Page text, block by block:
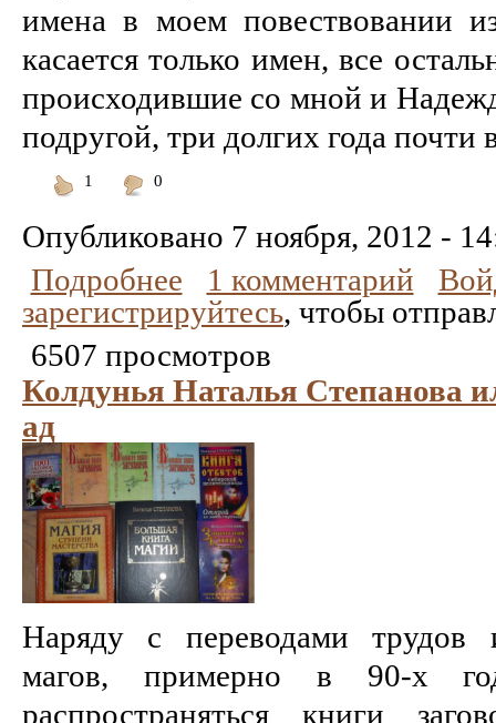
имена в моем повествовании
касается только имен, все
происходившие со мной и
подругой, три долгих года почти
1
0
Опубликовано 7 ноября, 2012 -
Подробнее
1 комментарий
зарегистрируйтесь, чтобы
6507 просмотров
Колдунья Наталья Степанова
ад
Наряду с переводами трудов
магов, примерно в 90-х
распространяться книги